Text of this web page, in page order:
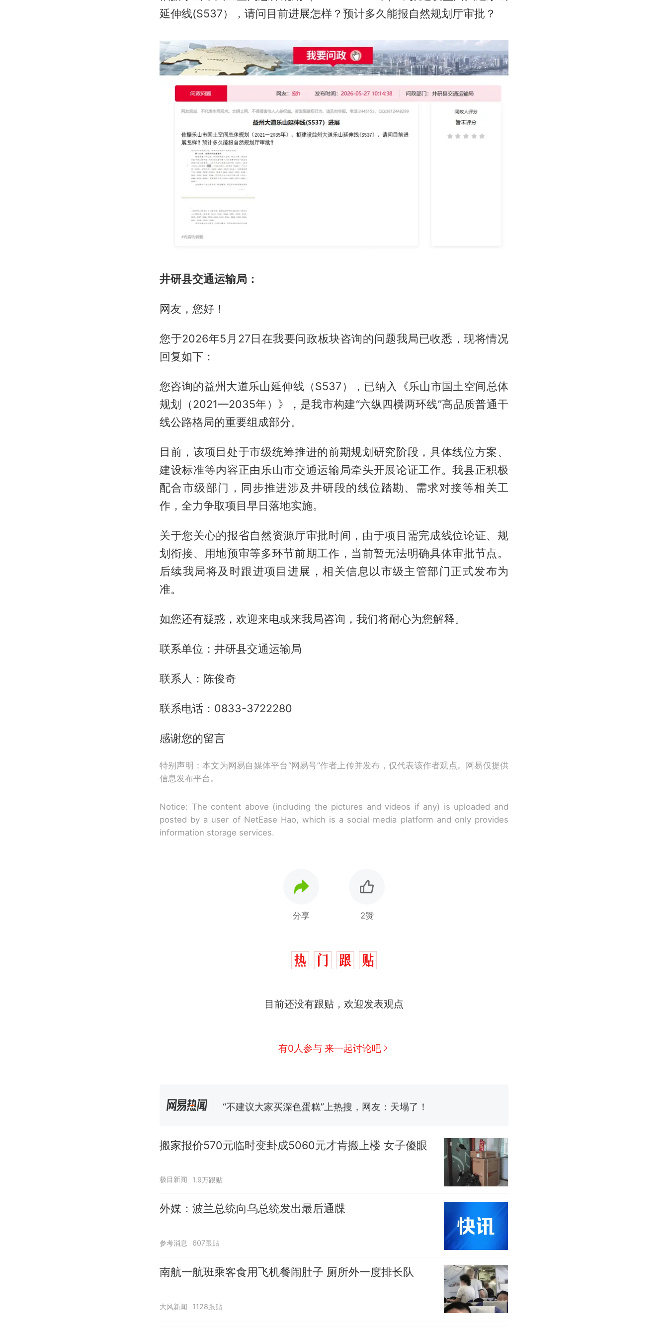
延伸线(S537），请问目前进展怎样？预计多久能报自然规划厅审批？
井研县交通运输局：
网友，您好！
您于2026年5月27日在我要问政板块咨询的问题我局已收悉，现将情况
回复如下：
您咨询的益州大道乐山延伸线（S537），已纳入《乐山市国土空间总体
规划（2021—2035年）》，是我市构建“六纵四横两环线”高品质普通干
线公路格局的重要组成部分。
目前，该项目处于市级统筹推进的前期规划研究阶段，具体线位方案、
建设标准等内容正由乐山市交通运输局牵头开展论证工作。我县正积极
配合市级部门，同步推进涉及井研段的线位踏勘、需求对接等相关工
作，全力争取项目早日落地实施。
关于您关心的报省自然资源厅审批时间，由于项目需完成线位论证、规
划衔接、用地预审等多环节前期工作，当前暂无法明确具体审批节点。
后续我局将及时跟进项目进展，相关信息以市级主管部门正式发布为
准。
如您还有疑惑，欢迎来电或来我局咨询，我们将耐心为您解释。
联系单位：井研县交通运输局
联系人：陈俊奇
联系电话：0833-3722280
感谢您的留言
特别声明：本文为网易自媒体平台“网易号”作者上传并发布，仅代表该作者观点。网易仅提供
信息发布平台。
Notice: The content above (including the pictures and videos if any) is uploaded and
posted by a user of NetEase Hao, which is a social media platform and only provides
information storage services.
分享 2赞
目前还没有跟贴，欢迎发表观点
有0人参与 来一起讨论吧
那个在床头放菜刀的女孩，因老师一句“跟我回家”改写了人生
空调24小时开着反而更省电？电力部门回应
“不建议大家买深色蛋糕”上热搜，网友：天塌了！
所！乘客：机上100多人只有2个厕所；客服回应：并非每架飞机都
会发放西梅汁
那个在床头放菜刀的女孩，因老师一句“跟我回家”改写了人生
搬家报价570元临时变卦成5060元才肯搬上楼 女子傻眼
极目新闻 1.9万跟贴
外媒：波兰总统向乌总统发出最后通牒
参考消息 607跟贴
南航一航班乘客食用飞机餐闹肚子 厕所外一度排长队
大风新闻 1128跟贴